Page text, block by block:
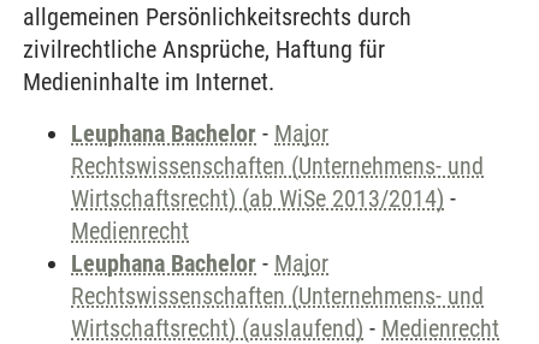
allgemeinen Persönlichkeitsrechts durch
zivilrechtliche Ansprüche, Haftung für
Medieninhalte im Internet.
Leuphana Bachelor - Major
Rechtswissenschaften (Unternehmens- und
Wirtschaftsrecht) (ab WiSe 2013/2014) -
Medienrecht
Leuphana Bachelor - Major
Rechtswissenschaften (Unternehmens- und
Wirtschaftsrecht) (auslaufend) - Medienrecht